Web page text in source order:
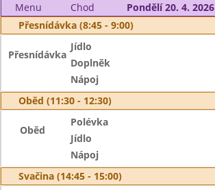
Menu Chod
Pondělí 20. 4. 2026
Přesnídávka (8:45 - 9:00)
Přesnídávka
Jídlo
Doplněk
Nápoj
Oběd (11:30 - 12:30)
Oběd
Polévka
Jídlo
Nápoj
Svačina (14:45 - 15:00)